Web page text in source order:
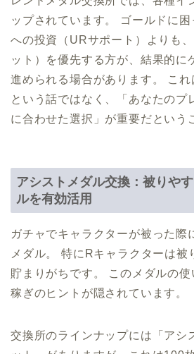
ップされています。 ゴールドに
への投資（URサポート）よりも
ット）を優先する方が、結果的に
進められる場合があります。 これ
という話ではなく、「あなたのプ
に合わせた選択」が重要だという
アシストメダル交換：被りや
ルを有効活用
ガチャでキャラクターが被った際
メダル。 特にRキャラクターは被
貯まりがちです。 このメダルの
稼ぎのヒントが隠されています。
交換所のラインナップには「アシ